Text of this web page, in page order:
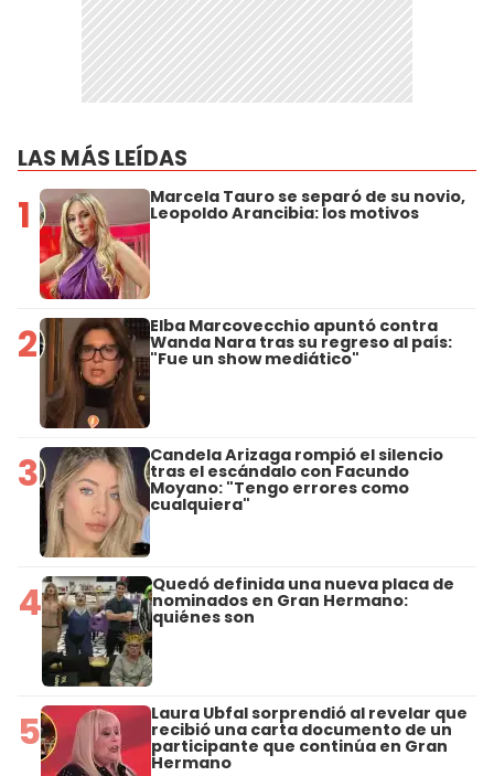
LAS MÁS LEÍDAS
1 Marcela Tauro se separó de su novio,
Leopoldo Arancibia: los motivos
2 Elba Marcovecchio apuntó contra
Wanda Nara tras su regreso al país:
"Fue un show mediático"
3 Candela Arizaga rompió el silencio
tras el escándalo con Facundo
Moyano: "Tengo errores como
cualquiera"
4 Quedó definida una nueva placa de
nominados en Gran Hermano:
quiénes son
5 Laura Ubfal sorprendió al revelar que
recibió una carta documento de un
participante que continúa en Gran
Hermano